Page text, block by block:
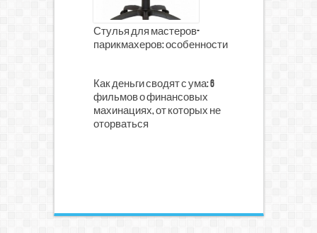
Стулья для мастеров-
парикмахеров: особенности
Как деньги сводят с ума: 6
фильмов о финансовых
махинациях, от которых не
оторваться